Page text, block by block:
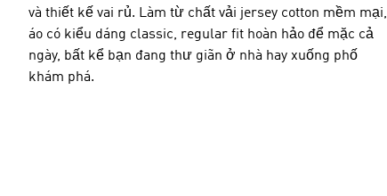
và thiết kế vai rủ. Làm từ chất vải jersey cotton mềm mại,
áo có kiểu dáng classic, regular fit hoàn hảo để mặc cả
ngày, bất kể bạn đang thư giãn ở nhà hay xuống phố
khám phá.